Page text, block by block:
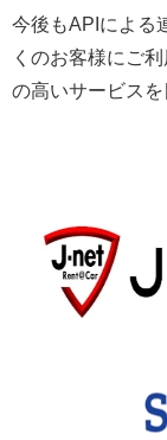
今後もAPIによる
くのお客様にご
の高いサービスを